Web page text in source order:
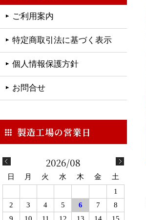
ご利用案内
特定商取引法に基づく表示
個人情報保護方針
お問合せ
2026/08
日 月 火 水 木 金
土
1
2
3 4 5 6 7
8